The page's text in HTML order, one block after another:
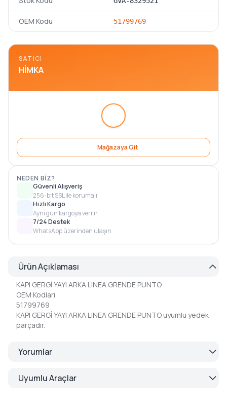
OEM Kodu 51799769
SATICI
HIMKA
Mağazaya Git
NEDEN BIZ?
Güvenli Alışveriş
256-bit SSL ile korumalı
Hızlı Kargo
Aynı gün kargoya verilir
7/24 Destek
WhatsApp üzerinden ulaşın
Ürün Açıklaması
KAPI GERGİ YAYI ARKA LINEA GRENDE PUNTO
OEM Kodları
51799769
KAPI GERGİ YAYI ARKA LINEA GRENDE PUNTO uyumlu yedek
parçadır.
Yorumlar
Uyumlu Araçlar